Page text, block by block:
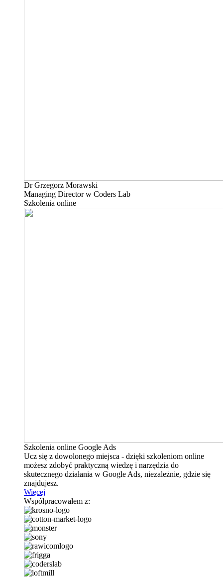
Dr Grzegorz Morawski
Managing Director w Coders Lab
Szkolenia online
Szkolenia online Google Ads
Ucz się z dowolonego miejsca - dzięki szkoleniom online
możesz zdobyć praktyczną wiedzę i narzędzia do
skutecznego działania w Google Ads, niezależnie, gdzie się
znajdujesz.
Więcej
Współpracowałem z: